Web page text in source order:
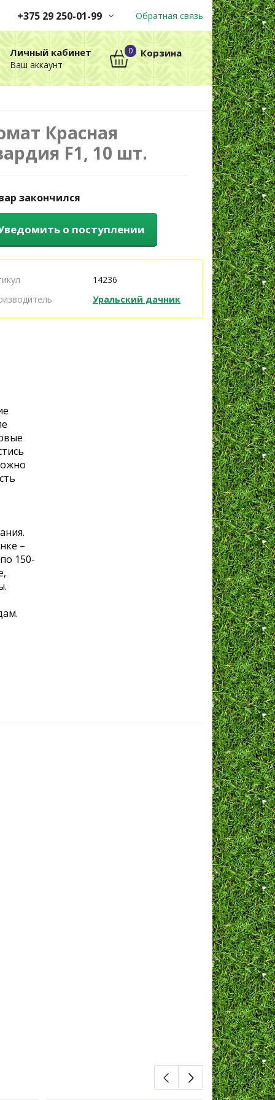
+375 29 250-01-99
автоматически через корзину
круглосуточно без выходных
Обратная связь
Личный кабинет
Ваш аккаунт
0 Корзина
Красная
F1, 10 шт.
закончился
о поступлении
14236
Уральский дачник
–
150-